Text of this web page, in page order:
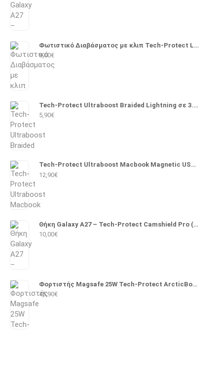
Φωτιστικό Διαβάσματος με κλιπ Tech-Protect LL100
9,00€
Tech-Protect Ultraboost Braided Lightning σε 3.5mm 1m (Μαύρο)
5,90€
Tech-Protect Ultraboost Macbook Magnetic USB 2.0 Cable USB-C male - Magsafe 3 140W PD 2m (Λευκό)
12,90€
Θήκη Galaxy A27 – Tech-Protect Camshield Pro (Μαύρο)
10,00€
Φορτιστής Magsafe 25W Tech-Protect ArcticBoost A51 (Λευκό)
45,90€